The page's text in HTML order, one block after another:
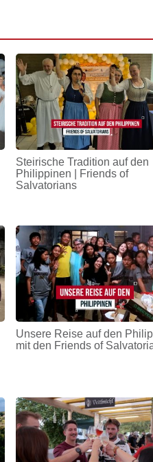
Steirische Tradition auf den
Philippinen | Friends of
Salvatorians
Unsere Reise auf den
mit den Friends of